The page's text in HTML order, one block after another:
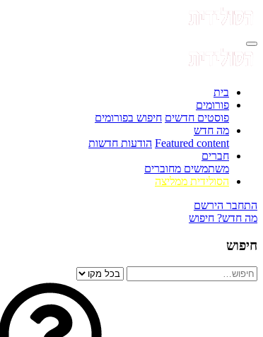
בית
פורומים
פוסטים חדשים חיפוש בפורומים
מה חדש
Featured content הודעות חדשות
חברים
משתמשים מחוברים
הסולידית ממליצה
התחבר הירשם
מה חדש? חיפוש
חיפוש